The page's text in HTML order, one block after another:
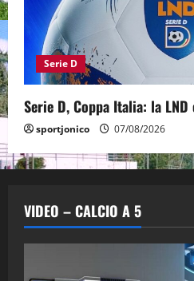
Serie D
Serie D, Coppa Italia: la
sportjonico 07/08/2026
VIDEO – CALCIO A 5